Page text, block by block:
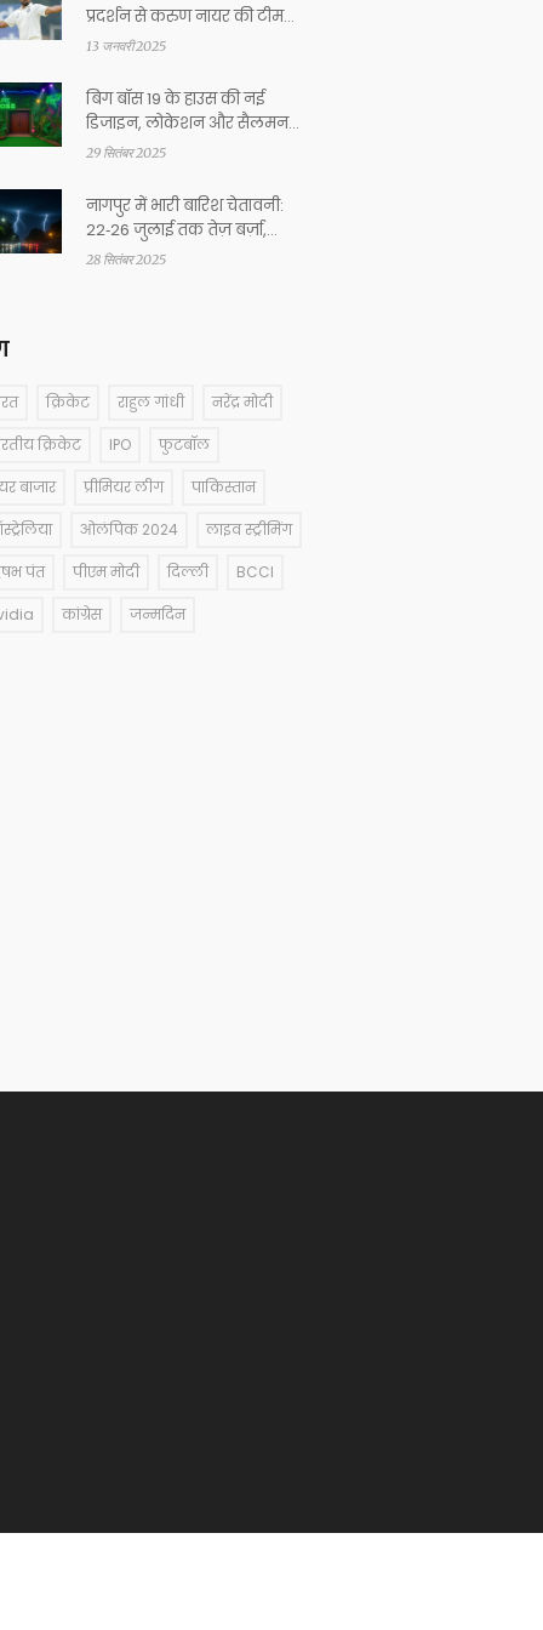
प्रदर्शन से करुण नायर की टीम
इंडिया में वापसी की उम्मीद
13 जनवरी 2025
बिग बॉस 19 के हाउस की नई
डिजाइन, लोकेशन और सैलमन
खान की मेजबानी
29 सितंबर 2025
नागपुर में भारी बारिश चेतावनी:
22‑26 जुलाई तक तेज़ बर्ज़ा,
धक्केदार वायु
28 सितंबर 2025
क्रिकेट राहुल गांधी नरेंद्र मोदी
क्रिकेट IPO फुटबॉल
बाजार प्रीमियर लीग पाकिस्तान
ओलंपिक 2024 लाइव स्ट्रीमिंग
पंत पीएम मोदी दिल्ली BCCI
कांग्रेस जन्मदिन